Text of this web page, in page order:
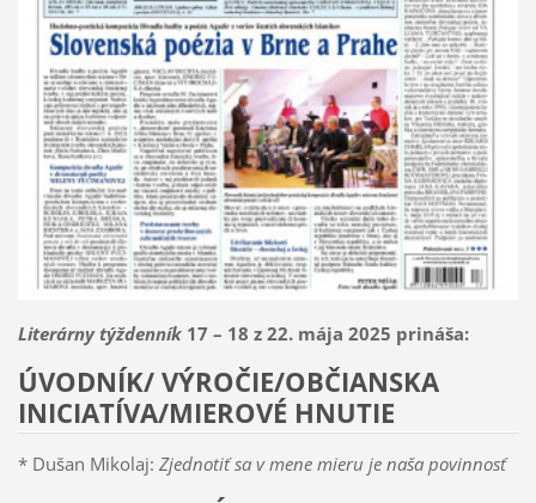
Literárny týždenník17 – 18 z 22. mája 2025 prináša:
ÚVODNÍK/ VÝROČIE/OBČIANSKA
INICIATÍVA/MIEROVÉ HNUTIE
* Dušan Mikolaj: Zjednotiť sa v mene mieru je naša povinnosť